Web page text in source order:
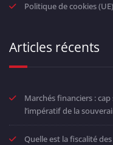
Politique de cookies (UE)
Articles récents
Marchés financiers :
l’impératif de la
Quelle est la fiscalité